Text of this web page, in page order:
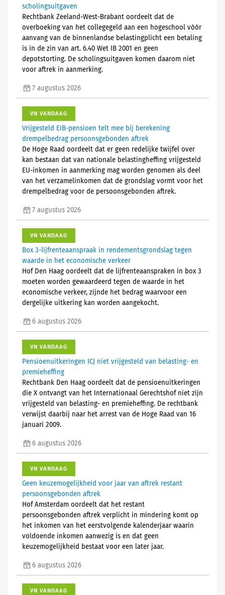
scholingsuitgaven
Rechtbank Zeeland-West-Brabant oordeelt dat de
overboeking van het collegegeld aan een hogeschool vóór
aanvang van de binnenlandse belastingplicht een betaling
is in de zin van art. 6.40 Wet IB 2001 en geen
depotstorting. De scholingsuitgaven komen daarom niet
voor aftrek in aanmerking.
7 augustus 2026
VN VANDAAG
Vrijgesteld EIB-pensioen telt mee bij berekening
drempelbedrag persoonsgebonden aftrek
De Hoge Raad oordeelt dat er geen redelijke twijfel over
kan bestaan dat van nationale belastingheffing vrijgesteld
EU-inkomen in aanmerking mag worden genomen als deel
van het verzamelinkomen dat de grondslag vormt voor het
drempelbedrag voor de persoonsgebonden aftrek.
7 augustus 2026
VN VANDAAG
Box 3-lijfrenteaanspraak in rendementsgrondslag tegen
waarde in het economische verkeer
Hof Den Haag oordeelt dat de lijfrenteaanspraken in box 3
moeten worden gewaardeerd tegen de waarde in het
economische verkeer, zijnde het bedrag waarvoor een
dergelijke uitkering kan worden aangekocht.
6 augustus 2026
VN VANDAAG
Pensioenuitkeringen ICJ niet vrijgesteld van belasting- en
premieheffing
Rechtbank Den Haag oordeelt dat de pensioenuitkeringen
die X ontvangt van het Internationaal Gerechtshof niet zijn
vrijgesteld van belasting- en premieheffing. De rechtbank
verwijst daarbij naar het arrest van de Hoge Raad van 16
januari 2009.
6 augustus 2026
VN VANDAAG
Geen keuzemogelijkheid voor jaar van aftrek restant
persoonsgebonden aftrek
Hof Amsterdam oordeelt dat het restant
persoonsgebonden aftrek verplicht in mindering komt op
het inkomen van het eerstvolgende kalenderjaar waarin
voldoende inkomen aanwezig is en dat geen
keuzemogelijkheid bestaat voor een later jaar.
6 augustus 2026
VN VANDAAG